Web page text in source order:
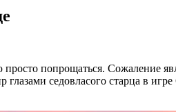
попрощаться. Сожаление
седовласого старца в игре